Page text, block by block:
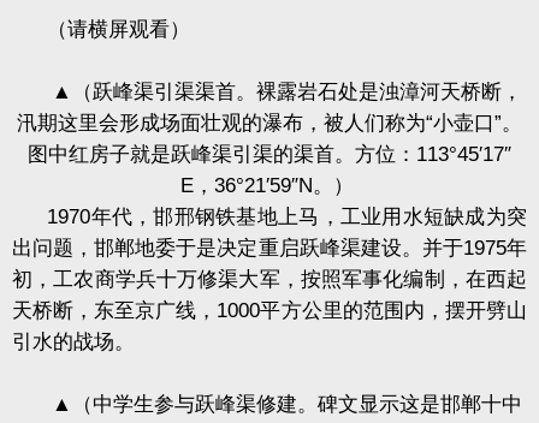
（请横屏观看）
▲
（跃峰渠引渠渠首。裸露岩石处是浊漳河天桥断，
汛期这里会形成场面壮观的瀑布，被人们称为“小壶口”。
图中红房子就是跃峰渠引渠的渠首。方位： 113°45′17″
E， 36°21′59″N。）
1970年代，邯邢钢铁基地上马，工业用水短缺成为突
出问题，邯郸地委于是决定重启跃峰渠建设。并于1975年
初，工农商学兵十万修渠大军，按照军事化编制，在西起
天桥断，东至京广线， 1000平方公里的范围内，摆开劈山
引水的战场。
▲
（中学生参与跃峰渠修建。碑文显示这是邯郸十中